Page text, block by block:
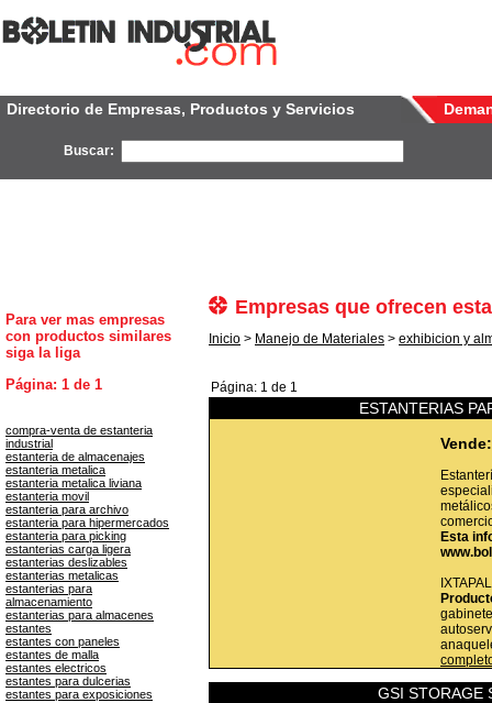
Directorio de Empresas, Productos y Servicios
Buscar:
Para ver mas empresas
con productos similares
siga la liga
Página: 1 de 1
compra-venta de estanteria
industrial
estanteria de almacenajes
estanteria metalica
estanteria metalica liviana
estanteria movil
estanteria para archivo
estanteria para hipermercados
estanteria para picking
estanterias carga ligera
estanterias deslizables
estanterias metalicas
estanterias para
almacenamiento
estanterias para almacenes
estantes
estantes con paneles
estantes de malla
estantes electricos
estantes para dulcerias
estantes para exposiciones
Empresas que ofrecen
Inicio > Manejo de Materiales > exhibicion y
Página: 1 de 1
ESTANTERIAS
Vende:
Esta
GSI STORAGE